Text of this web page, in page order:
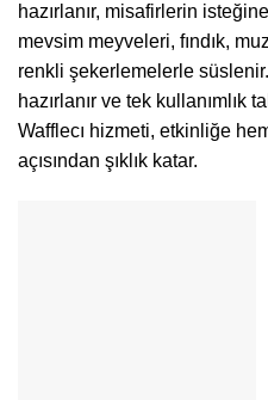
hazırlanır, misafirlerin
mevsim meyveleri, fındık,
renkli şekerlemelerle
hazırlanır ve tek kullanımlık
Wafflecı hizmeti, etkinliğe
açısından şıklık katar.